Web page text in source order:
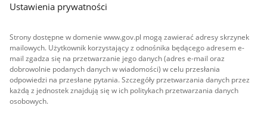
Ustawienia prywatności
Strony dostępne w domenie www.gov.pl mogą zawierać adresy skrzynek
mailowych. Użytkownik korzystający z odnośnika będącego adresem e-
mail zgadza się na przetwarzanie jego danych (adres e-mail oraz
dobrowolnie podanych danych w wiadomości) w celu przesłania
odpowiedzi na przesłane pytania. Szczegóły przetwarzania danych przez
każdą z jednostek znajdują się w ich politykach przetwarzania danych
osobowych.